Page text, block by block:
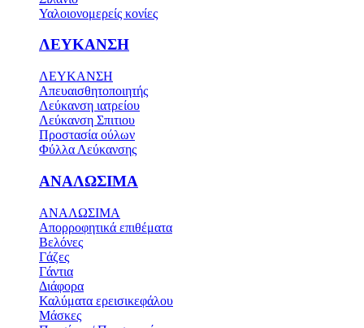
Υαλοιονομερείς κονίες
ΛΕΥΚΑΝΣΗ
ΛΕΥΚΑΝΣΗ
Απευαισθητοποιητής
Λεύκανση ιατρείου
Λεύκανση Σπιτιου
Προστασία ούλων
Φύλλα Λεύκανσης
ΑΝΑΛΩΣΙΜΑ
ΑΝΑΛΩΣΙΜΑ
Απορροφητικά επιθέματα
Βελόνες
Γάζες
Γάντια
Διάφορα
Καλύματα ερεισικεφάλου
Μάσκες